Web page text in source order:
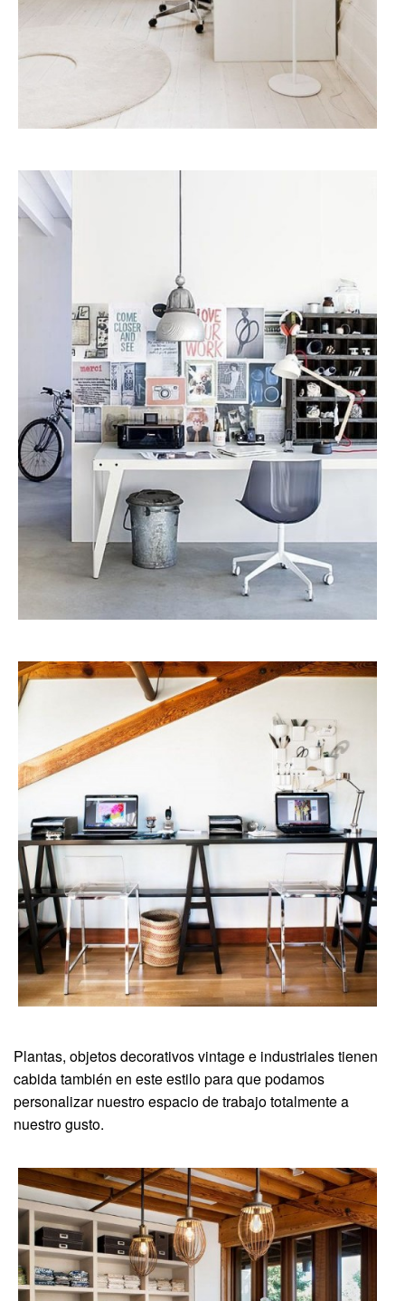
Plantas, objetos decorativos vintage e industriales tienen
cabida también en este estilo para que podamos
personalizar nuestro espacio de trabajo totalmente a
nuestro gusto.